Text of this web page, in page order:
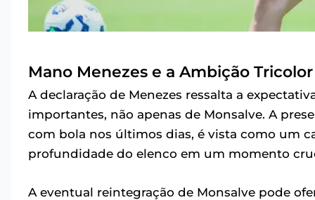
Mano Menezes e a Ambição
A declaração de Menezes ressalta a
importantes, não apenas de Monsalve. A
com bola nos últimos dias, é vista como um
profundidade do elenco em um momento
A eventual reintegração de Monsalve pode